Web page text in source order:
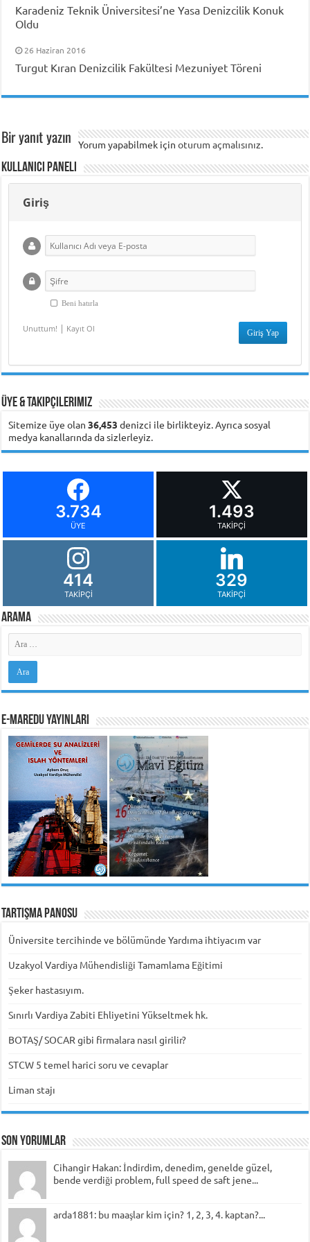
Karadeniz Teknik Üniversitesi’ne Yasa Denizcilik Konuk
Oldu
26 Haziran 2016
Turgut Kıran Denizcilik Fakültesi Mezuniyet Töreni
Bir yanıt yazın Yorum yapabilmek içinoturum açmalısınız.
Kullanıcı Paneli
Giriş
Beni hatırla
Unuttum! | Kayıt Ol
Üye & Takipçilerimiz
Sitemize üye olan36,453 denizci ile birlikteyiz. Ayrıca sosyal
medya kanallarında da sizlerleyiz.
3.734
ÜYE
1.493
TAKIPÇI
414
TAKIPÇI
329
TAKIPÇI
Arama
e-MarEdu Yayınları
Tartışma Panosu
Üniversite tercihinde ve bölümünde Yardıma ihtiyacım var
Uzakyol Vardiya Mühendisliği Tamamlama Eğitimi
Şeker hastasıyım.
Sınırlı Vardiya Zabiti Ehliyetini Yükseltmek hk.
BOTAŞ/ SOCAR gibi firmalara nasıl girilir?
STCW 5 temel harici soru ve cevaplar
Liman stajı
Son Yorumlar
Cihangir Hakan: İndirdim, denedim, genelde güzel,
bende verdiği problem, full speed de saft jene...
arda1881: bu maaşlar kim için? 1, 2, 3, 4. kaptan?...